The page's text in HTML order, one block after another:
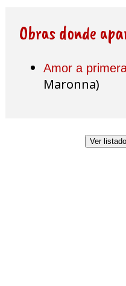
Obras donde
Amor a
Maronna)
Ver